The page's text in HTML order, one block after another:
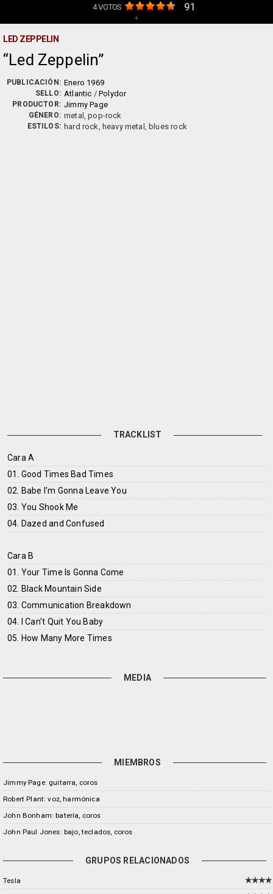
4VOTOS 91
+
LED ZEPPELIN
Led Zeppelin
PUBLICACIÓN: Enero 1969
SELLO: Atlantic /Polydor
PRODUCTOR: Jimmy Page
GÉNERO: metal, pop-rock
ESTILOS: hard rock, heavy metal, blues rock
TRACKLIST
Cara A
01. Good Times Bad Times
02. Babe I'm Gonna Leave You
03. You Shook Me
04. Dazed and Confused
Cara B
01. Your Time Is Gonna Come
02. Black Mountain Side
03. Communication Breakdown
04. I Can't Quit You Baby
05. How Many More Times
MEDIA
MIEMBROS
Jimmy Page: guitarra, coros
Robert Plant: voz, harmónica
John Bonham: batería, coros
John Paul Jones: bajo, teclados, coros
GRUPOS RELACIONADOS
Tesla